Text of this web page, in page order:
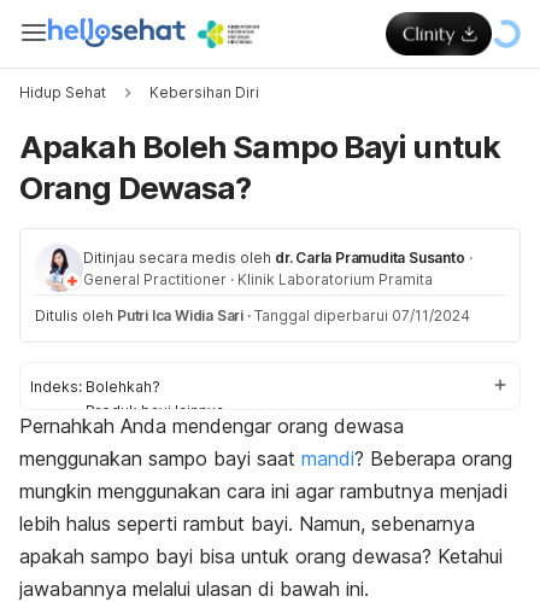
Hidup Sehat Kebersihan Diri
Apakah Boleh Sampo Bayi untuk
Orang Dewasa?
Ditinjau secara medis oleh dr. Carla Pramudita Susanto ·
General Practitioner · Klinik Laboratorium Pramita
Ditulis oleh Putri Ica Widia Sari · Tanggal diperbarui 07/11/2024
Indeks: Bolehkah?
Produk bayi lainnya
Tips
Pernahkah Anda mendengar orang dewasa
menggunakan sampo bayi saat mandi? Beberapa orang
mungkin menggunakan cara ini agar rambutnya menjadi
lebih halus seperti rambut bayi. Namun, sebenarnya
apakah sampo bayi bisa untuk orang dewasa? Ketahui
jawabannya melalui ulasan di bawah ini.